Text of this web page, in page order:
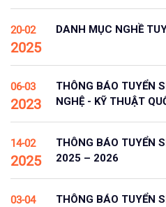
20-02
2025
DANH MỤC NGHỀ
06-03
2023
THÔNG BÁO TUYỂN
NGHỆ - KỸ THUẬT
14-02
2025
THÔNG BÁO TUYỂN
2025 – 2026
03-04
THÔNG BÁO TUYỂN